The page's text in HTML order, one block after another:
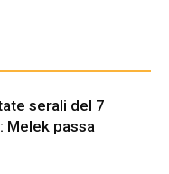
serali del 7
Melek passa